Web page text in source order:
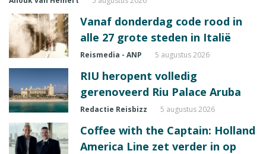
Vanaf donderdag code rood in
alle 27 grote steden in Italië
Reismedia - ANP 5 augustus 2026
RIU heropent volledig
gerenoveerd Riu Palace Aruba
Redactie Reisbizz 5 augustus 2026
Coffee with the Captain: Holland
America Line zet verder in op